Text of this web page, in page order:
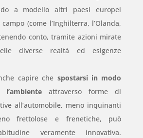
a modello altri paesi europei
(come l’Inghilterra, l’Olanda,
conto, tramite azioni mirate
diverse realtà ed esigenze
capire che spostarsi in modo
attraverso forme di
all’automobile, meno inquinanti
frettolose e frenetiche, può
veramente innovativa.